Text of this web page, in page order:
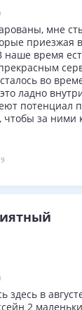
мне
приезжая
наше время
во
ладно
потенциал
чтобы за ними
ощущение,
после
поднимает,
разбитая,
бы
бассейна
мест не
бассейне не
и качества,
прям нет
здесь в
2